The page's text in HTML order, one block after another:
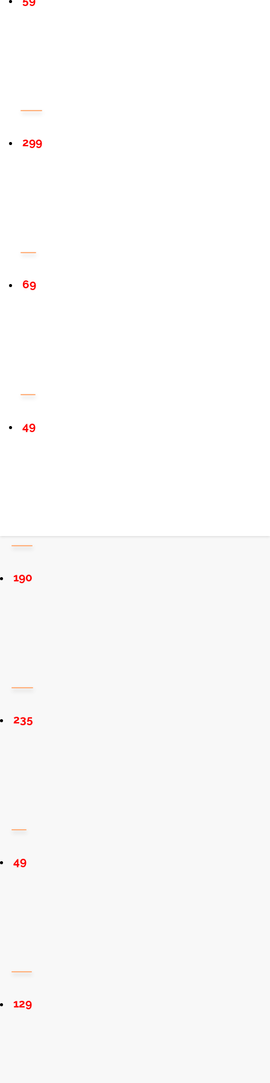
299
69
49
190
235
49
129